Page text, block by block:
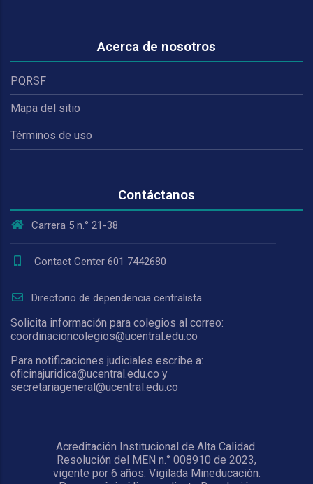
Acerca de nosotros
PQRSF
Mapa del sitio
Términos de uso
Contáctanos
Carrera 5 n.° 21-38
Contact Center 601 7442680
Directorio de dependencia centralista
Solicita información para colegios al correo:
coordinacioncolegios@ucentral.edu.co
Para notificaciones judiciales escribe a:
oficinajuridica@ucentral.edu.co y
secretariageneral@ucentral.edu.co
Acreditación Institucional de Alta Calidad.
Resolución del MEN n.° 008910 de 2023,
vigente por 6 años. Vigilada Mineducación.